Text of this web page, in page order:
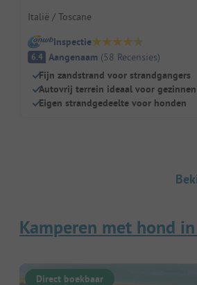
Italië / Toscane
Inspectie
6.4 Aangenaam (58 Recensies)
Fijn zandstrand voor strandgangers
Autovrij terrein ideaal voor gezinnen
Eigen strandgedeelte voor honden
Kamperen met hond
Direct boekbaar